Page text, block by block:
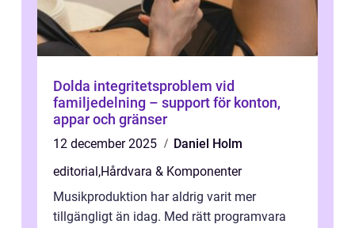
Dolda integritetsproblem vid
familjedelning – support för konton,
appar och gränser
12 december 2025
Daniel Holm
editorial ,Hårdvara & Komponenter
Musikproduktion har aldrig varit mer
tillgängligt än idag. Med rätt programvara